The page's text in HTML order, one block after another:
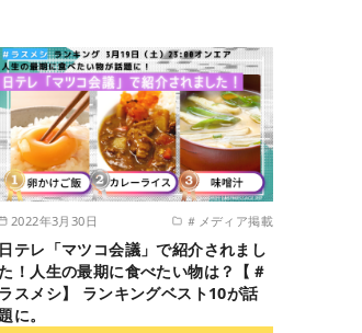
2022年3月30日 ＃メディア掲載
日テレ「マツコ会議」で紹介されまし
！人生の最期に食べたい物は？【＃
ラスメシ】 ランキングベスト10が話
題に。